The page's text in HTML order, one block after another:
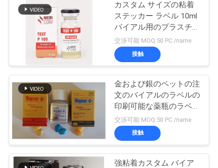
な
さ
ニ
ュ
保証ホログラムの
ステッカー
27
薬剤包装箱
カスタム サイズの粘着
ステッカー ラベル 10ml
バイアル用のプラスチッ
ク レーザー フィルム ラ
ベル
交渉可能 MOQ:50 PC /name
接触
金および銀のペットの注
文のバイアルのラベルの
印刷可能な薬瓶のラベル
の複数のサイズ
交渉可能 MOQ:50 PC /name
接触
強粘着カスタム バイア